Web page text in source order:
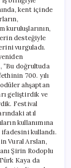
kent içinde
kuruluşlarının,
desteğiyle
vurguladı.
“Bu doğrultuda
700. yılı
ahşaptan
geliştirdik ve
Festival
atıl
kullanımına
ifadesini kullandı.
Vural Arslan,
Şirin Rodoplu
Kaya da